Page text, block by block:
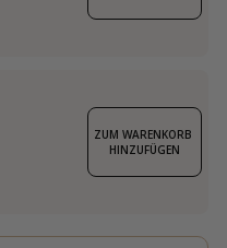
ZUM WARENKORB
HINZUFÜGEN